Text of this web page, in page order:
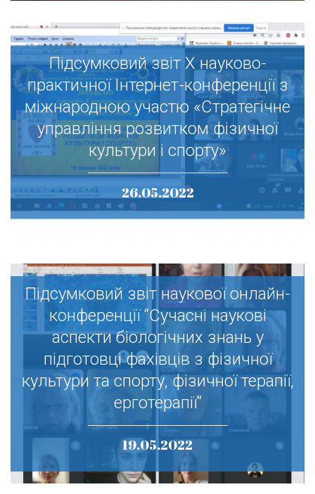
Підсумковий звіт Х науково-
практичної Інтернет-конференції з
міжнародною участю «Стратегічне
управління розвитком фізичної
культури і спорту»
26.05.2022
Підсумковий звіт Х науково-
практичної Інтернет-конференції з
міжнародною участю «Стратегічне
управління розвитком фізичної
культури і спорту»
Підсумковий звіт наукової онлайн-
конференції “Сучасні наукові
аспекти біологічних знань у
підготовці фахівців з фізичної
культури та спорту, фізичної терапії,
ерготерапії”
19.05.2022
Підсумковий звіт наукової онлайн-
конференції “Сучасні наукові
аспекти біологічних знань у
підготовці фахівців з фізичної
культури та спорту, фізичної терапії,
ерготерапії”